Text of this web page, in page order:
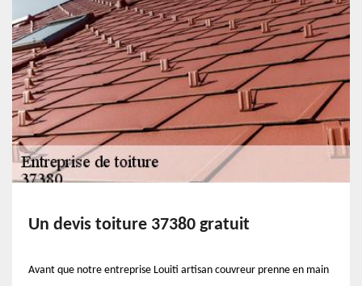
Un devis toiture 37380 gratuit
Avant que notre entreprise Louiti artisan couvreur prenne en main